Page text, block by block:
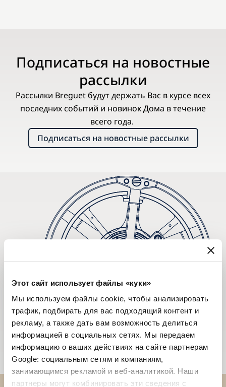
Этот сайт использует файлы «куки»
Мы используем файлы cookie, чтобы анализировать
трафик, подбирать для вас подходящий контент и
рекламу, а также дать вам возможность делиться
информацией в социальных сетях. Мы передаем
информацию о ваших действиях на сайте партнерам
Google: социальным сетям и компаниям,
занимающимся рекламой и веб-аналитикой. Наши
партнеры могут комбинировать эти сведения с
Подписаться на новостные
рассылки
Рассылки Breguet будут держать Вас в курсе всех
последних событий и новинок Дома в течение
всего года.
Подписаться на новостные рассылки